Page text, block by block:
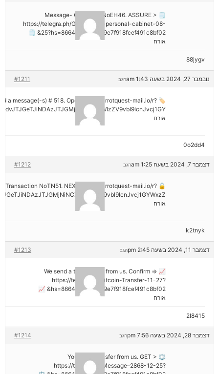
🗒 Message- Operation NoEH46. ASSURE >
https://telegra.ph/Go-to-your-personal-cabinet-08-
25?hs=8664c520642b9e7f918fcef491c8bf02& 🗒
אורח
88jygv
נובמבר 27, 2024 בשעה 1:43 am #1211 הגב
a message(-s) # 518. Open > out.carrotquest-mail.io/r?
אורח
0o2dd4
דצמבר 7, 2024 בשעה 1:25 am #1212 הגב
Transaction NoTN51. NEXT => out.carrotquest-mail.io/r?
אורח
k2tnyk
דצמבר 11, 2024 בשעה 2:45 pm #1213 הגב
📈 We send a transaction from us. Confirm =>
https://telegra.ph/Bitcoin-Transfer-11-27?
hs=8664c520642b9e7f918fcef491c8bf02& 📈
אורח
2l8415
דצמבר 28, 2024 בשעה 7:56 pm #1214 הגב
⚖ You got a transfer from us. GET >
https://telegra.ph/Message–2868-12-25?